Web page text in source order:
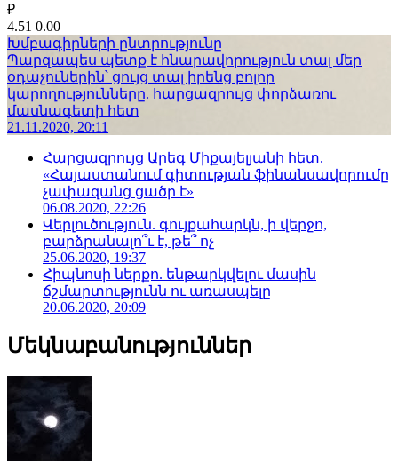
₽
4.51 0.00
Խմբագիրների ընտրությունը
Պարզապես պետք է հնարավորություն տալ մեր
օդաչուներին՝ ցույց տալ իրենց բոլոր
կարողությունները. հարցազրույց փորձառու
մասնագետի հետ
21.11.2020, 20:11
Հարցազրույց Արեգ Միքայելյանի հետ.
«Հայաստանում գիտության ֆինանսավորումը
չափազանց ցածր է»
06.08.2020, 22:26
Վերլուծություն. գույքահարկն, ի վերջո,
բարձրանալո՞ւ է, թե՞ ոչ
25.06.2020, 19:37
Հիպնոսի ներքո. ենթարկվելու մասին
ճշմարտությունն ու առասպելը
20.06.2020, 20:09
Մեկնաբանություններ